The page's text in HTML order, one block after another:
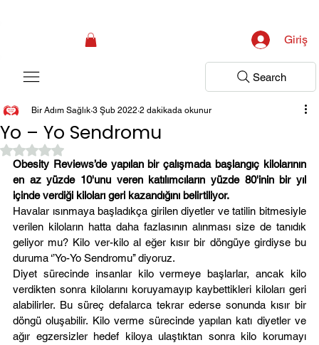
Giriş
Search
Yo – Yo Sendromu
Bir Adım Sağlık 3 Şub 2022 2 dakikada okunur
5 üzerinden NaN yıldız
Obesity Reviews’de yapılan bir çalışmada başlangıç kilolarının
en az yüzde 10'unu veren katılımcıların yüzde 80'inin bir yıl
içinde verdiği kiloları geri kazandığını belirtiliyor.
Havalar ısınmaya başladıkça girilen diyetler ve tatilin bitmesiyle
verilen kiloların hatta daha fazlasının alınması size de tanıdık
geliyor mu? Kilo ver-kilo al eğer kısır bir döngüye girdiyse bu
duruma ‘’Yo-Yo Sendromu’’ diyoruz.
Diyet sürecinde insanlar kilo vermeye başlarlar, ancak kilo
verdikten sonra kilolarını koruyamayıp kaybettikleri kiloları geri
alabilirler. Bu süreç defalarca tekrar ederse sonunda kısır bir
döngü oluşabilir. Kilo verme sürecinde yapılan katı diyetler ve
ağır egzersizler hedef kiloya ulaştıktan sonra kilo korumayı